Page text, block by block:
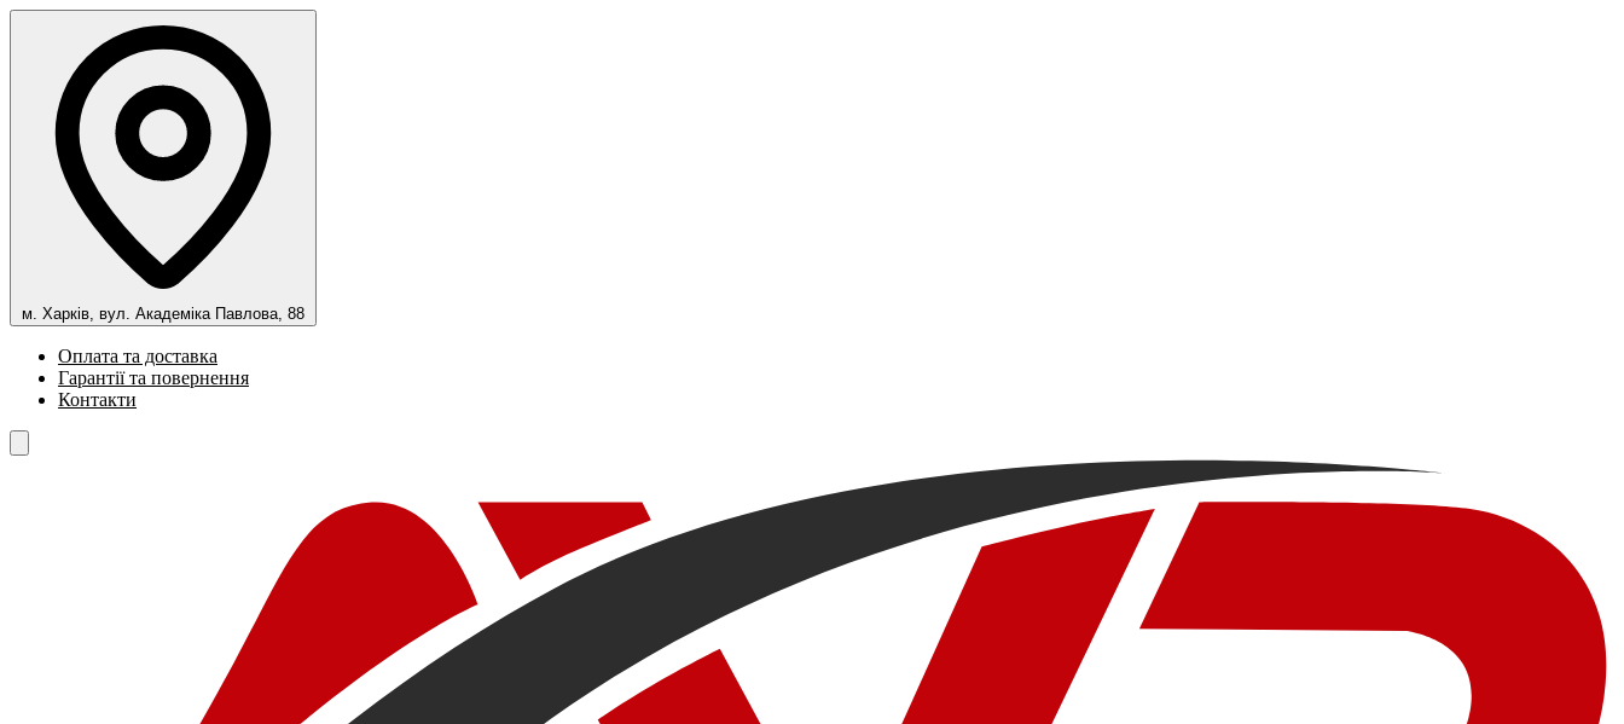
м. Харків, вул. Академіка Павлова, 88
Оплата та доставка
Гарантії та повернення
Контакти